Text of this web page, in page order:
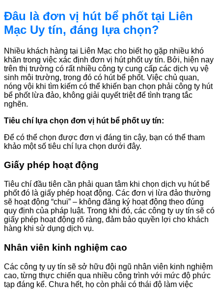
Đâu là đơn vị hút bể phốt tại Liên
Mạc Uy tín, đáng lựa chọn?
Nhiều khách hàng tại Liên Mạc cho biết họ gặp nhiều khó
khăn trong việc xác định đơn vị hút phốt uy tín. Bởi, hiện nay
trên thị trường có rất nhiều công ty cung cấp các dịch vụ vệ
sinh môi trường, trong đó có hút bể phốt. Việc chủ quan,
nóng vội khi tìm kiếm có thể khiến bạn chọn phải công ty hút
bể phốt lừa đảo, không giải quyết triệt để tình trạng tắc
nghẽn.
Tiêu chí lựa chọn đơn vị hút bể phốt uy tín:
Để có thể chọn được đơn vị đáng tin cậy, bạn có thể tham
khảo một số tiêu chí lựa chọn dưới đây.
Giấy phép hoạt động
Tiêu chí đầu tiên cần phải quan tâm khi chọn dịch vụ hút bể
phốt đó là giấy phép hoạt động. Các đơn vị lừa đảo thường
sẽ hoạt động “chui” – không đăng ký hoạt động theo đúng
quy định của pháp luật. Trong khi đó, các công ty uy tín sẽ có
giấy phép hoạt động rõ ràng, đảm bảo quyền lợi cho khách
hàng khi sử dụng dịch vụ.
Nhân viên kinh nghiệm cao
Các công ty uy tín sẽ sở hữu đội ngũ nhân viên kinh nghiệm
cao, từng thực chiến qua nhiều công trình với mức độ phức
tạp đáng kể. Chưa hết, họ còn phải có thái độ làm việc